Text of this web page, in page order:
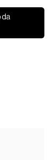
da